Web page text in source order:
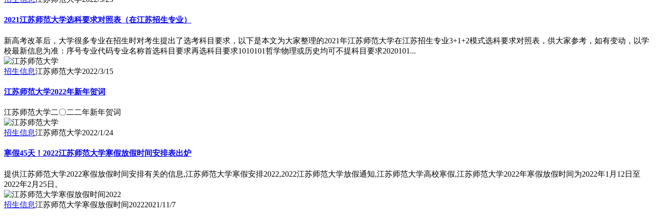
2021江苏师范大学选科要求对照表（在江苏招生专业）
新高考改革后，大学很多专业在招生时对考生提出了选考科目要求，以下是本文为大家整理的2021年江苏师范大学在江苏招生专业3+1+2模式选科要求对照表，供大家参考，如有变动，以学
校最新信息为准：序号专业代码专业名称首选科目要求再选科目要求1010101哲学物理或历史均可不提科目要求2020101...
招生信息江苏师范大学2022/3/15
江苏师范大学2022年新年贺词
江苏师范大学二〇二二年新年贺词
招生信息江苏师范大学2022/1/24
寒假45天！2022江苏师范大学寒假放假时间安排表出炉
提供江苏师范大学2022寒假放假时间安排有关的信息,江苏师范大学寒假安排2022,2022江苏师范大学放假通知,江苏师范大学高校寒假,江苏师范大学2022年寒假放假时间为2022年1月12日至
2022年2月25日。
招生信息江苏师范大学寒假放假时间20222021/11/7